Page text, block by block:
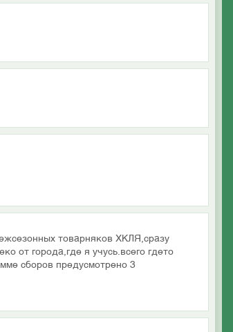
товарняков ХКЛЯ,сразу
от города,где я учусь.всего гдето
сборов предусмотрено 3